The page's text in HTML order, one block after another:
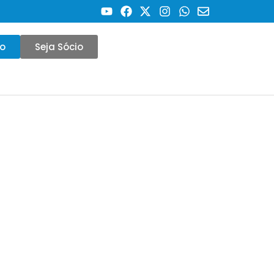
Seja Sócio